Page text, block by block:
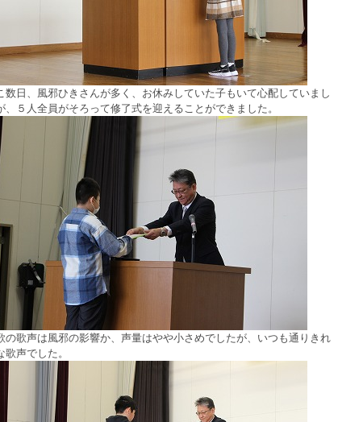
数日、風邪ひきさんが多く、お休みしていた子もいて心配していまし
、５人全員がそろって修了式を迎えることができました。
の歌声は風邪の影響か、声量はやや小さめでしたが、いつも通りきれ
歌声でした。